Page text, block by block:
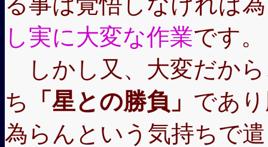
し実に大変な作業です。
しかし又、大変だか
ち
「星との勝負」 であ
為らんという気持ちで